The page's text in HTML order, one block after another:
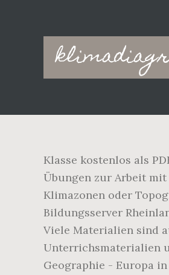
Main
navigation
Klasse kostenlos als
Übungen zur Arbeit
Klimazonen oder
Bildungsserver
Viele Materialien sind
Unterrichsmaterialien
Geographie - Europa